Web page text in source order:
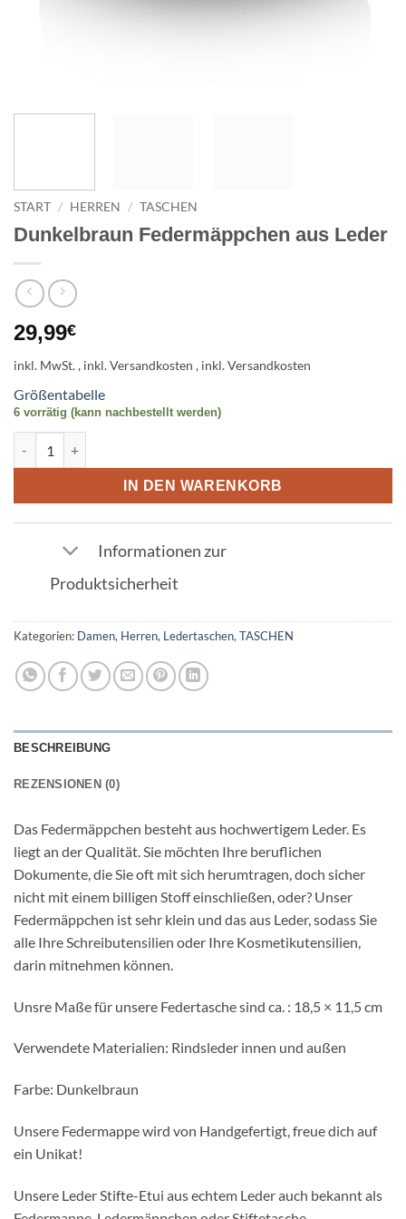
START / HERREN / TASCHEN
Dunkelbraun Federmäppchen aus Leder
29,99€
inkl. MwSt.
Größentabelle
6 vorrätig (kann nachbestellt werden)
IN DEN WARENKORB
Informationen zur
Produktsicherheit
Kategorien: Damen, Herren, Ledertaschen, TASCHEN
BESCHREIBUNG
REZENSIONEN (0)
Das Federmäppchen besteht aus hochwertigem Leder. Es
liegt an der Qualität. Sie möchten Ihre beruflichen
Dokumente, die Sie oft mit sich herumtragen, doch sicher
nicht mit einem billigen Stoff einschließen, oder? Unser
Federmäppchen ist sehr klein und das aus Leder, sodass Sie
alle Ihre Schreibutensilien oder Ihre Kosmetikutensilien,
darin mitnehmen können.
Unsre Maße für unsere Federtasche sind ca. : 18,5 × 11,5 cm
Verwendete Materialien: Rindsleder innen und außen
Farbe: Dunkelbraun
Unsere Federmappe wird von Handgefertigt, freue dich auf
ein Unikat!
Unsere Leder Stifte-Etui aus echtem Leder auch bekannt als